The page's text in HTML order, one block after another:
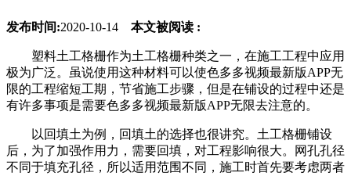
发布时间:2020-10-14 本文被阅读 :
塑料土工格栅作为土工格栅种类之一，在施工工程中应用
极为广泛。虽说使用这种材料可以使色多多视频最新版APP无
限的工程缩短工期，节省施工步骤，但是在铺设的过程中还是
有许多事项是需要色多多视频最新版APP无限去注意的。
以回填土为例，回填土的选择也很讲究。土工格栅铺设
后，为了加强作用力，需要回填，对工程影响很大。网孔孔径
不同于填充孔径，所以适用范围不同，施工时首先要考虑两者